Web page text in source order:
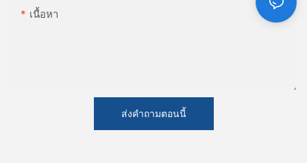
เนื้อหา
ส่งคำถามตอนนี้